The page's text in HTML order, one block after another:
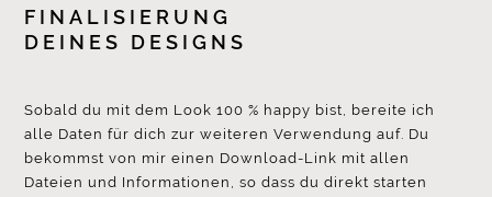
FINALISIERUNG
DEINES DESIGNS
Sobald du mit dem Look 100 % happy bist, bereite ich
alle Daten für dich zur weiteren Verwendung auf. Du
bekommst von mir einen Download-Link mit allen
Dateien und Informationen, so dass du direkt starten